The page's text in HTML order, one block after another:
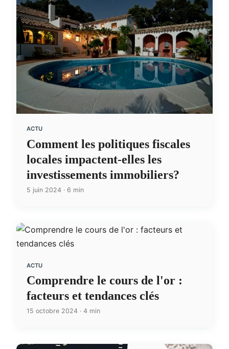
ACTU
Comment les politiques fiscales
locales impactent-elles les
investissements immobiliers?
5 juin 2024 · 6 min
ACTU
Comprendre le cours de l'or :
facteurs et tendances clés
15 octobre 2024 · 4 min